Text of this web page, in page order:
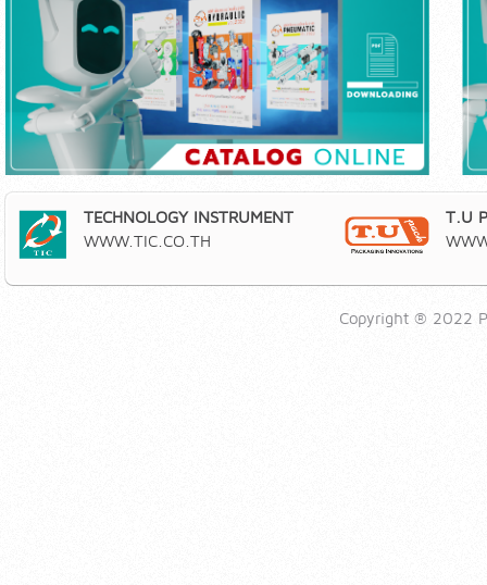
TECHNOLOGY INSTRUMENT
WWW.TIC.CO.TH
T.U
Copyright ® 2022